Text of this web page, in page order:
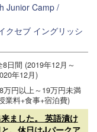
Junior Camp /
クセブ イングリッシ
8日間 (2019年12月～
年12月)
万円以上～19万円未満
業料+食事+宿泊費)
ました。 英語漬け
、休日はJパークア